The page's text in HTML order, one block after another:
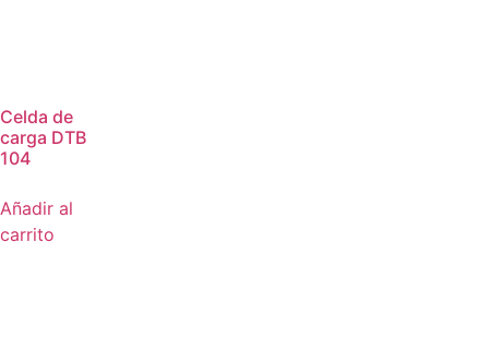
Celda de
carga DTB
104
Añadir al
carrito